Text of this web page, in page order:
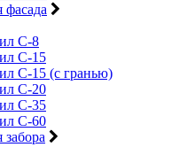
фасада
С-8
С-15
С-15 (с гранью)
С-20
С-35
С-60